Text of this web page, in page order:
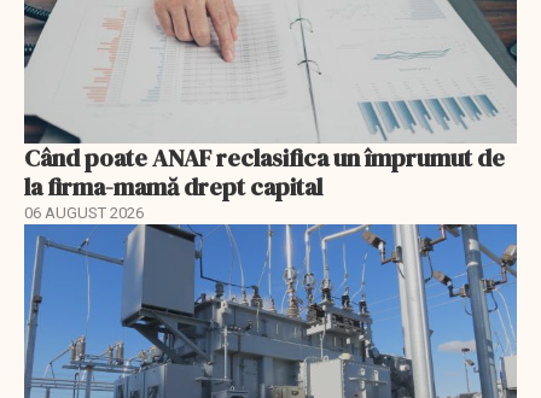
Când poate ANAF reclasifica un împrumut de
la firma-mamă drept capital
06 AUGUST 2026